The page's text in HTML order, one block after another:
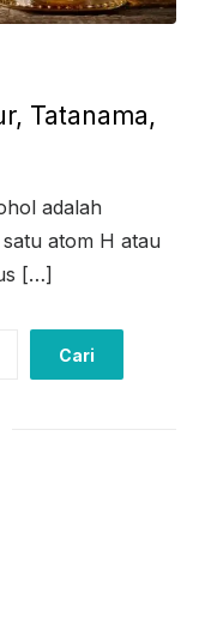
Tatanama,
adalah
atom H atau
[…]
Cari